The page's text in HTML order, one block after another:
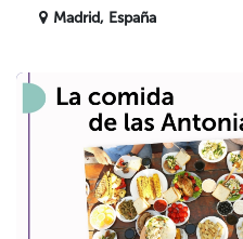
Madrid, España